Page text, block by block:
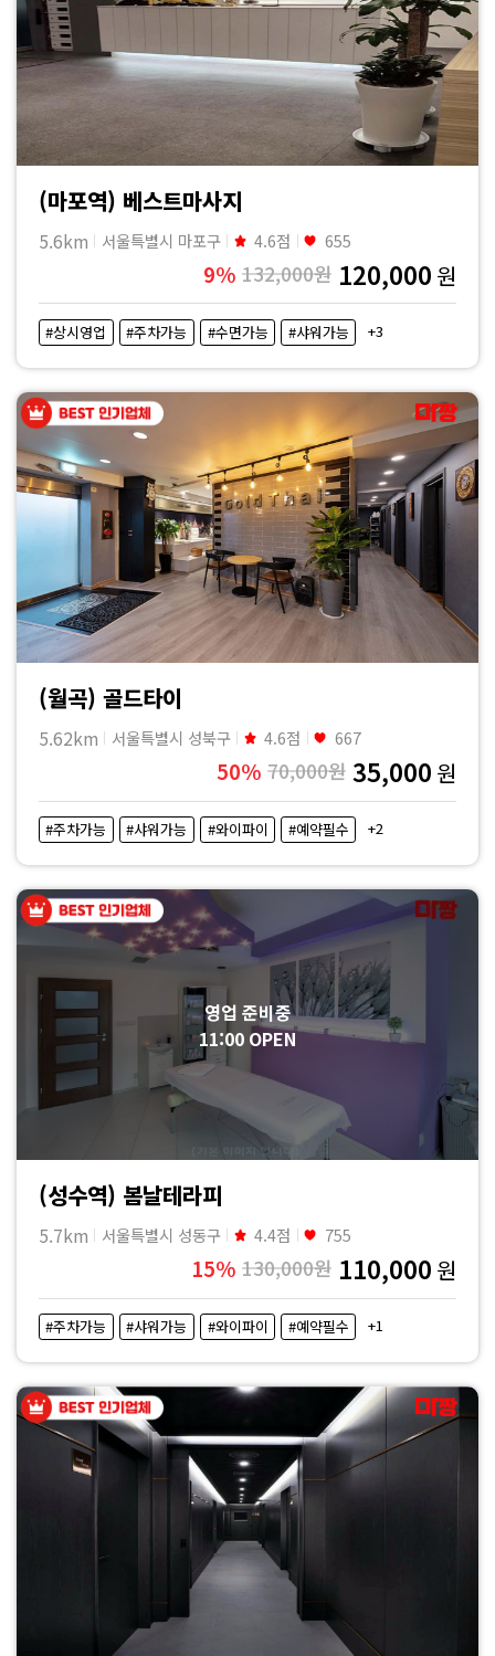
(마포역) 베스트마사지
5.6km 서울특별시 마포구 4.6점 655
9% 132,000원 120,000 원
#상시영업 #주차가능 #수면가능 #샤워가능 +3
(월곡) 골드타이
5.62km 서울특별시 성북구 4.6점 667
50% 70,000원 35,000 원
#주차가능 #샤워가능 #와이파이 #예약필수 +2
영업 준비중
11:00 OPEN
(성수역) 봄날테라피
5.7km 서울특별시 성동구 4.4점 755
15% 130,000원 110,000 원
#주차가능 #샤워가능 #와이파이 #예약필수 +1